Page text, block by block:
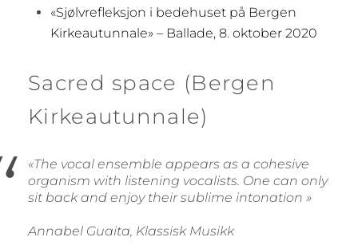
«Sjølvrefleksjon i bedehuset på Bergen
Kirkeautunnale» – Ballade, 8. oktober 2020
Sacred space (Bergen
Kirkeautunnale)
«The vocal ensemble appears as a cohesive
organism with listening vocalists. One can only
sit back and enjoy their sublime intonation »
Annabel Guaita, Klassisk Musikk